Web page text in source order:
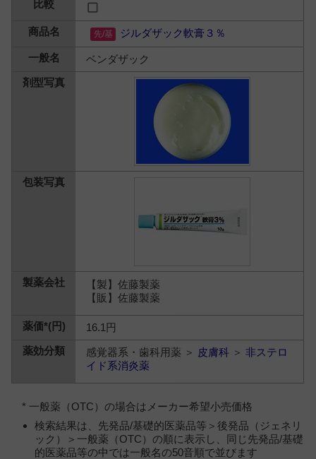
ジルダザック軟膏３％
ベンダザック
【製】佐藤製薬
【販】佐藤製薬
16.1円
感覚器系・歯科用薬 ＞ 皮膚科 ＞非ステロ
イド系消炎薬
* 一般薬（OTC）の場合はメーカー希望小売価格
検索結果は、先発品/基礎的医薬品等＞後発品（ジェネリ
ック）＞一般薬（OTC）の順に表示し、同じ先発品/基礎
的医薬品等の中では一般名の50音順で並びます